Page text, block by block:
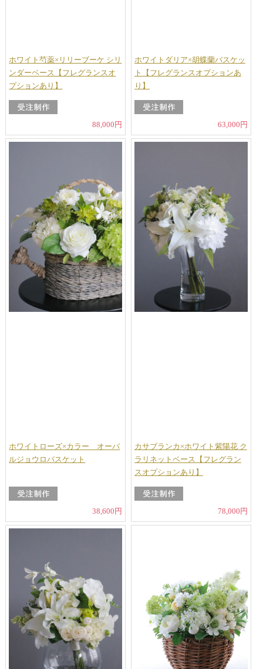
ホワイト芍薬×リリーブーケ シリ
ンダーベース【フレグランスオ
プションあり】
88,000円
ホワイトダリア×胡蝶蘭バスケッ
ト【フレグランスオプションあ
り】
63,000円
ホワイトローズ×カラー オーバ
ルジョウロバスケット
38,600円
カサブランカ×ホワイト紫陽花 ク
ラリネットベース【フレグラン
スオプションあり】
78,000円